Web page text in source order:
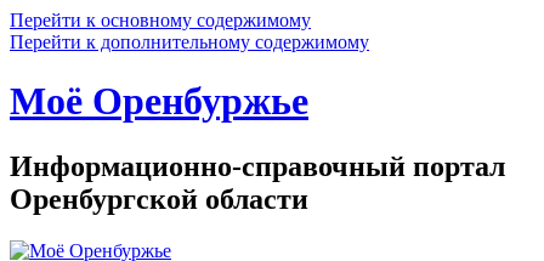
Перейти к основному содержимому
Перейти к дополнительному содержимому
Моё Оренбуржье
Информационно-справочный портал
Оренбургской области